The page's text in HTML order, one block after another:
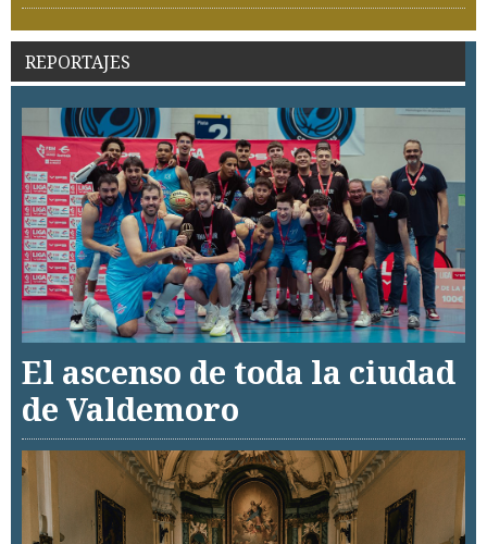
REPORTAJES
El ascenso de toda la ciudad
de Valdemoro